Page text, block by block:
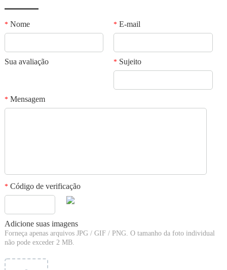
*Nome *E-mail
Sua avaliação *Sujeito
*Mensagem
*Código de verificação
Adicione suas imagens
Forneça apenas arquivos JPG / GIF / PNG. O tamanho da foto individual
não pode exceder 2 MB.